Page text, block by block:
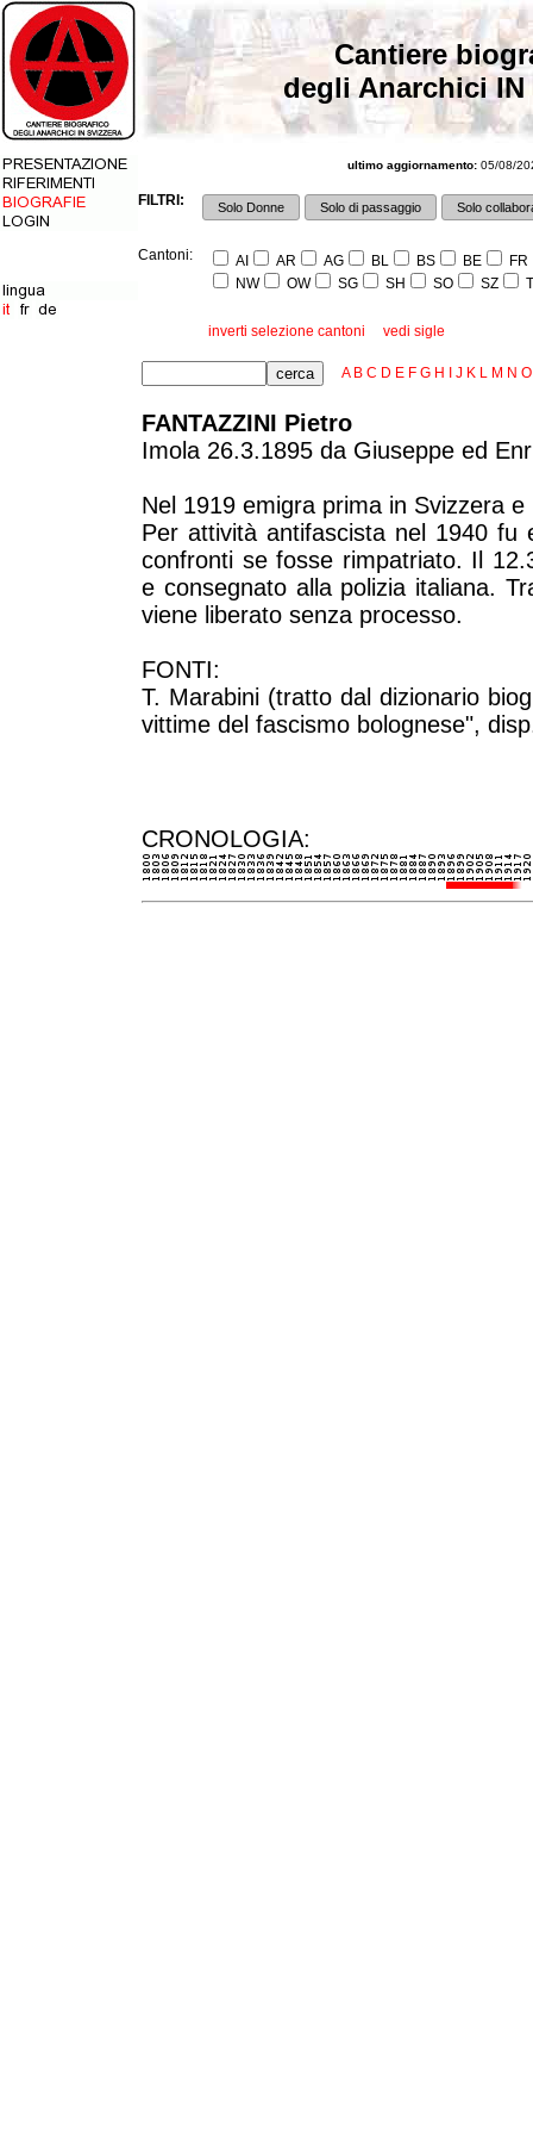
Cantiere
degli Anarchici IN
ultimo aggiornamento: 05/08/
FILTRI: Solo Donne Solo di passaggio Solo
Cantoni: AI AR AG BL BS BE
FR
NW
OW SG SH SO SZ
inverti selezione cantoni vedi sigle
A B C D E F G H J K L M N O
FANTAZZINI Pietro
Imola 26.3.1895 da Giuseppe ed
Nel 1919 emigra prima in Svizzera e
Per attività antifascista nel 1940 fu
confronti se fosse rimpatriato. Il
e consegnato alla polizia italiana.
viene liberato senza processo.
FONTI:
T. Marabini (tratto dal dizionario
vittime del fascismo bolognese",
CRONOLOGIA: